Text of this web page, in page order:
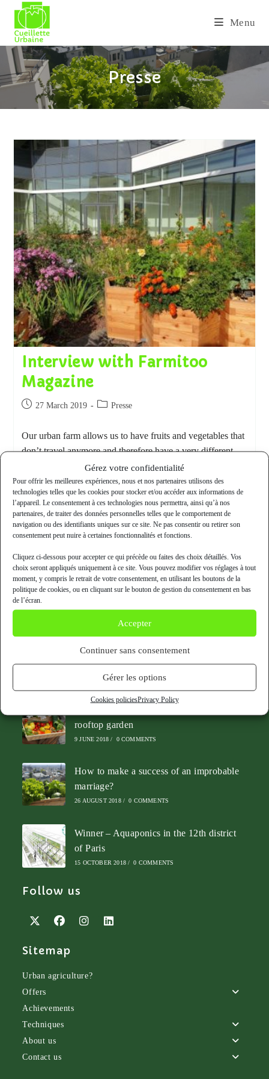
Gérez votre confidentialité
Pour offrir les meilleures expériences, nous et nos partenaires utilisons des
technologies telles que les cookies pour stocker et/ou accéder aux informations de
l’appareil. Le consentement à ces technologies nous permettra, ainsi qu’à nos
partenaires, de traiter des données personnelles telles que le comportement de
navigation ou des identifiants uniques sur ce site. Ne pas consentir ou retirer son
consentement peut nuire à certaines fonctionnalités et fonctions.
Cliquez ci-dessous pour accepter ce qui précède ou faites des choix détaillés. Vos
choix seront appliqués uniquement à ce site. Vous pouvez modifier vos réglages à tout
moment, y compris le retrait de votre consentement, en utilisant les boutons de la
politique de cookies, ou en cliquant sur le bouton de gestion du consentement en bas
de l’écran.
Accepter
Continuer sans consentement
Gérer les options
Cookies policiesPrivacy Policy
content
Menu
Presse
Interview with Farmitoo
Magazine
Post 27 March 2019
Post Presse
Our urban farm allows us to have fruits and vegetables that
don’t travel anymore and therefore have a very different
taste. They are tastier and of better quality. It is…
Continue ReadingInterview
With
Farmitoo
Magazine
Contact us
info@cueilletteurbaine.com
06.47.92.74.49
80 rue des Haies, 75020 Paris
Recents posts
rooftop garden
9 JUNE 2018 / 0 COMMENTS
How to make a success of an improbable
marriage?
26 AUGUST 2018 / 0 COMMENTS
Winner – Aquaponics in the 12th district
of Paris
15 OCTOBER 2018 / 0 COMMENTS
Follow us
in
new
tab
in
new
new
Sitemap
Urban agriculture?
Offers
Achievements
Techniques
About us
Contact us